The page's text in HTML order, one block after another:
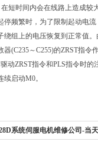
短时间内会在线路上造成
频繁时，为了限制起动电
组上的电压恢复到正常值
(C235～C255)的ZRST指令
ZRST指令和PLS指令时
启动M0。
系统伺服电机维修公司-当